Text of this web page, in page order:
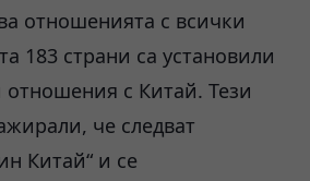
отношенията с всички
183 страни са установили
с Китай. Тези
че следват
Китай“ и се